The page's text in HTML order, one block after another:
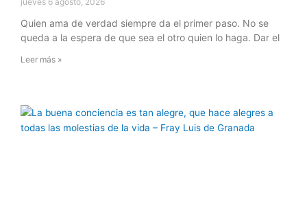
Quien ama de verdad siempre da el primer paso. No se
queda a la espera de que sea el otro quien lo haga. Dar el
Leer más »